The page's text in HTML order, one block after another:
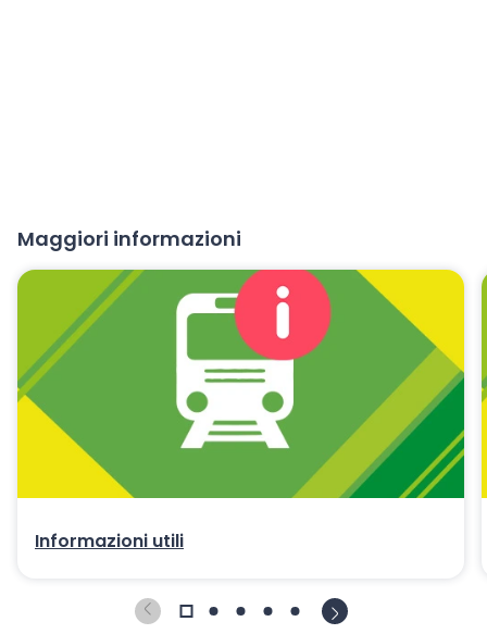
Maggiori informazioni
Informazioni utili